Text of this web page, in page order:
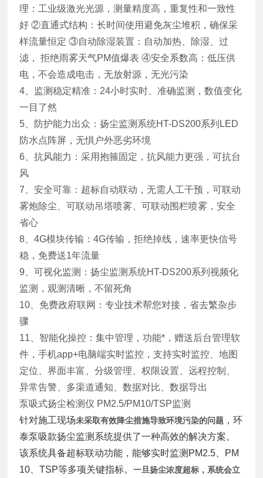
理：工业级激光光源，测量精度高，重复性和一致性
好 ②直通式结构：长时间使用避免灰尘堆积，确保采
样流量恒定 ③自动除湿装置：自动加热、除湿、过
滤， 拒绝雨雾天气PM值爆表 ④安全系数高：低压供
电，不会造成电击，无放射源，无光污染
4、监测稳定精准：24小时实时、准确监测，数值变化
一目了然
5、防护能力出众：扬尘监测系统HT-DS200系列LED
防水点阵屏，无惧户外恶劣环境
6、抗风能力：采用抱箍固定，抗风能力更强，可抗台
风
7、安全可靠：超标自动联动，无需人工干预，可联动
雾炮除尘、可联动吊塔喷雾、可联动围栏喷雾，安全
省心
8、4G模块传输：4G传输，拒绝掉线，速率更快信号
稳，免费送1年流量
9、可视化监测：扬尘监测系统HT-DS200系列视频化
监测，观测清晰，不留死角
10、免费政府联网：专业技术帮您对接，省去繁杂步
骤
11、智能化操控：集中管理，功能*，赠送后台管理软
件，手机app+电脑端实时监控，支持实时监控、地图
定位、界面丰富、分级管理、权限设置、远程控制、
异常告警、多渠道通知、数据对比、数据导出
泵吸式扬尘检测仪 PM2.5/PM10/TSP监测
针对施工现场未采取有效降尘措施导致环境污染的问题 ，环
泰泵吸款扬尘监测系统提供了一种高效的解决方案。
该系统具备超标联动功能，能够实时监测PM2.5、PM
10、TSP等多项关键指标。一旦扬尘浓度超标，系统会立